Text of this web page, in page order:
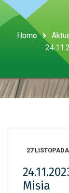
Home
27
Misia